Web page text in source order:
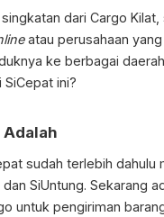
dari Cargo
atau perusahaan yang
ke berbagai
SiCepat ini?
sudah terlebih dahulu
SiUntung. Sekarang
untuk pengiriman